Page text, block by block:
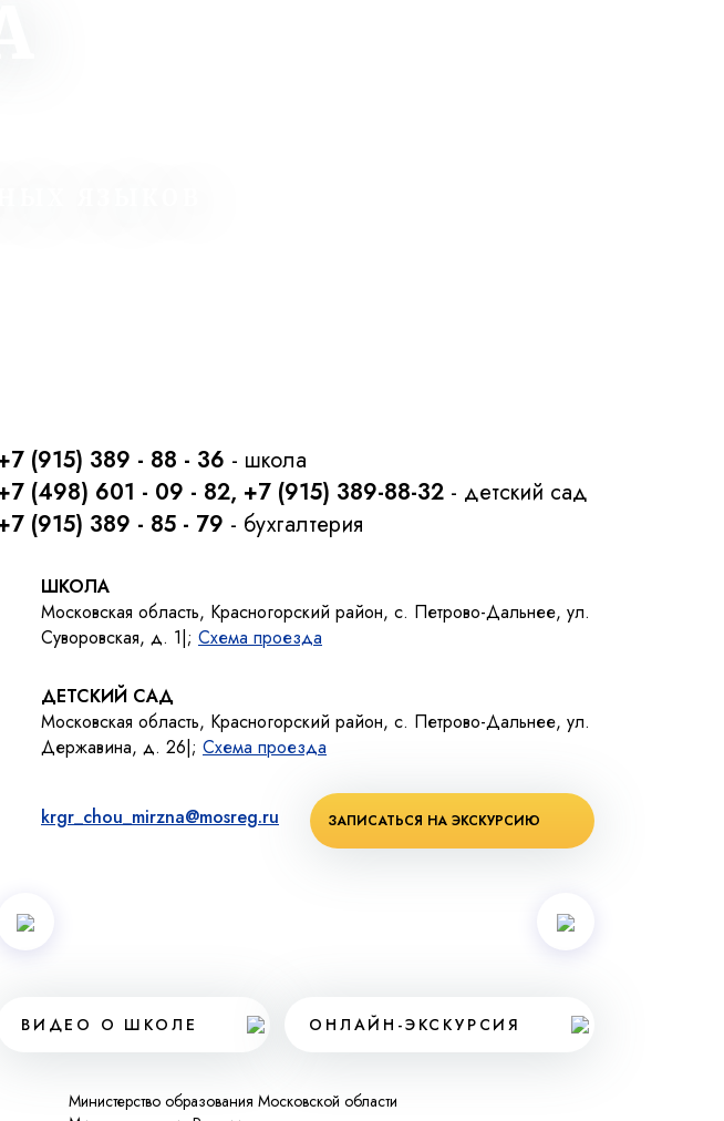
(915) 389 - 88 - 36 - школа
(498) 601 - 09 - 82, +7 (915) 389-88-32 - детский сад
(915) 389 - 85 - 79 - бухгалтерия
ШКОЛА
Московская область, Красногорский район, с. Петрово-Дальнее, ул.
Суворовская, д. 1|; Схема проезда
ДЕТСКИЙ САД
Московская область, Красногорский район, с. Петрово-Дальнее, ул.
Державина, д. 26|; Схема проезда
krgr_chou_mirzna@mosreg.ru ЗАПИСАТЬСЯ НА ЭКСКУРСИЮ
ВИДЕО О ШКОЛЕ ОНЛАЙН-ЭКСКУРСИЯ
Министерство образования Московской области